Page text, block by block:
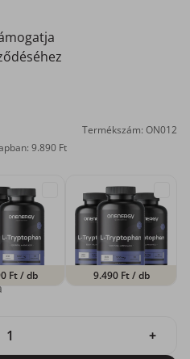
Termékszám: ON012
9.890 Ft
Ft/ db 9.490 Ft/ db
+